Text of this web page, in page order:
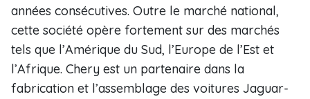
années consécutives. Outre le marché national,
cette société opère fortement sur des marchés
tels que l’Amérique du Sud, l’Europe de l’Est et
l’Afrique. Chery est un partenaire dans la
fabrication et l’assemblage des voitures Jaguar-